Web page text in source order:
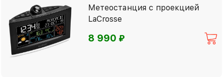
Метеостанция с проекцией
LaCrosse
8 990⃏